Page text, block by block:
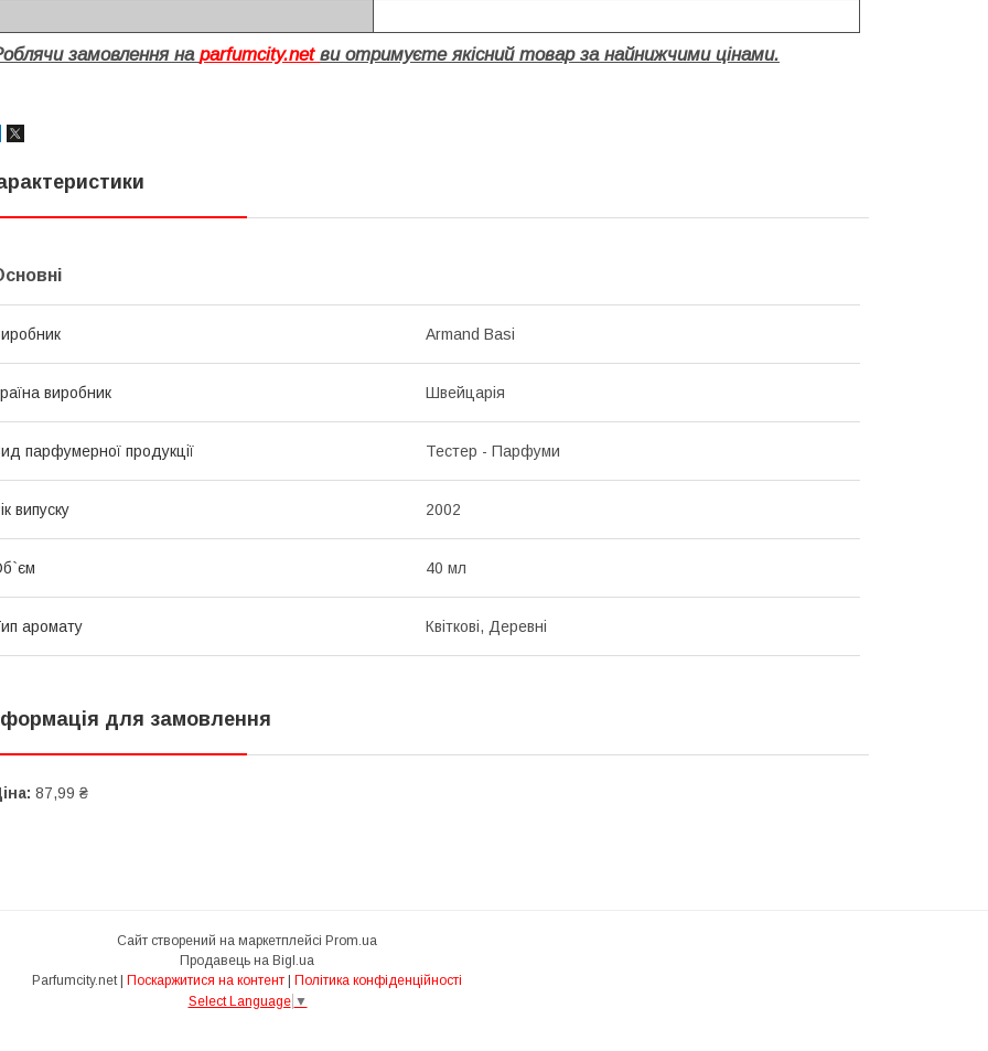
замовлення на parfumcity.net ви отримуєте якісний товар за найнижчими цінами.
Armand Basi
виробник Швейцарія
парфумерної продукції Тестер - Парфуми
випуску 2002
40 мл
аромату Квіткові, Деревні
для замовлення
87,99 ₴
Сайт створений на маркетплейсі Prom.ua
Продавець на Bigl.ua
Поскаржитися на контент
Політика конфіденційності
Select Language ▼